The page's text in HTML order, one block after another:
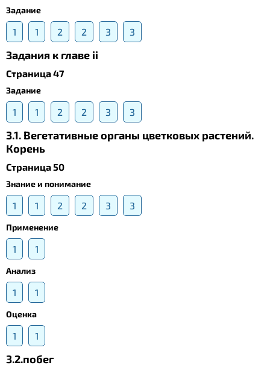
Задание
1 1 2 2 3 3
Задания к главе ii
Страница 47
Задание
1 1 2 2 3 3
3.1. Вегетативные органы цветковых растений.
Корень
Страница 50
Знание и понимание
1 1 2 2 3 3
Применение
1 1
Анализ
1 1
Оценка
1 1
3.2.побег